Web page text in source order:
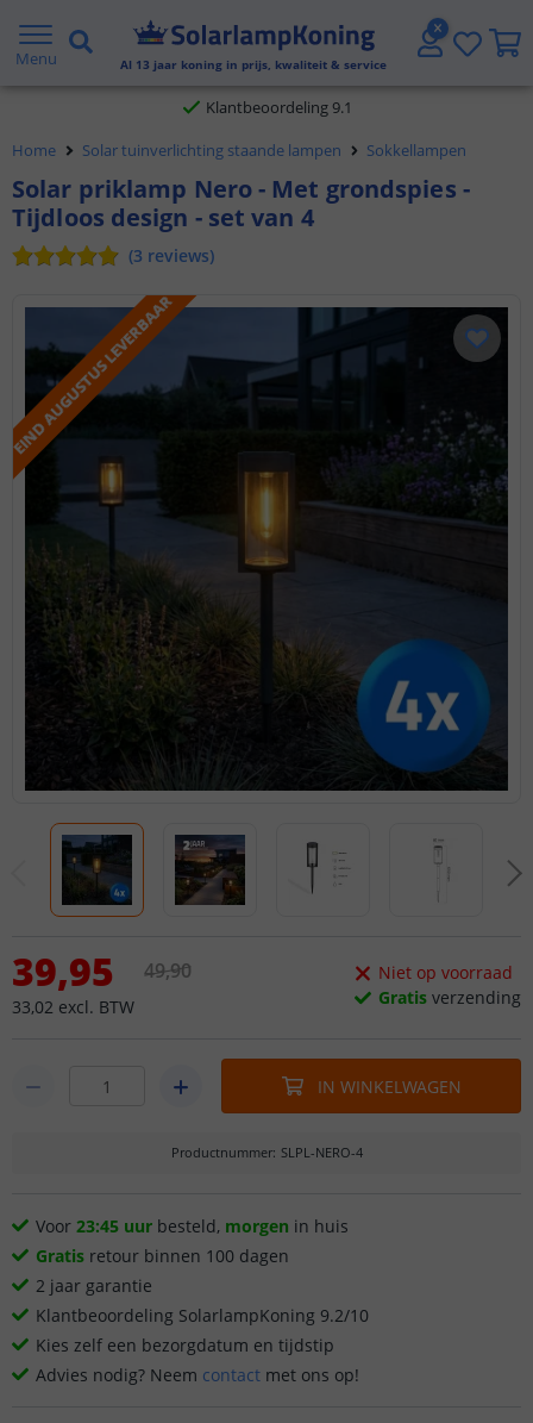
Menu Al 13 jaar koning in prijs, kwaliteit & service
Gratis verzending vanaf € 20,- NL en BE
Klantbeoordeling 9.1
Voor 23:45 uur besteld,morgen in huis
Home Solar tuinverlichting staande lampen Sokkellampen
Solar priklamp Nero - Met grondspies -
Tijdloos design - set van 4
(3 reviews)
EIND AUGUSTUS LEVERBAAR
39,95
33,02 excl. BTW
49,90
Niet op voorraad
Gratis verzending
IN WINKELWAGEN
Productnummer: SLPL-NERO-4
Voor 23:45 uur besteld, morgen in huis
Gratis retour binnen 100 dagen
2 jaar garantie
Klantbeoordeling SolarlampKoning 9.2/10
Kies zelf een bezorgdatum en tijdstip
Advies nodig? Neem contact met ons op!